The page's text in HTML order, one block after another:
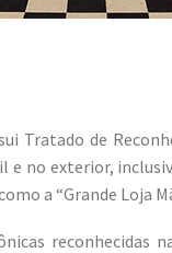
Tratado de
e no exterior,
a “Grande Loja
reconhecidas